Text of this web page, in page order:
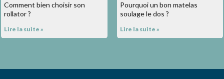
Comment bien choisir son
rollator ?
Lire la suite »
Pourquoi un bon matelas
soulage le dos ?
Lire la suite »